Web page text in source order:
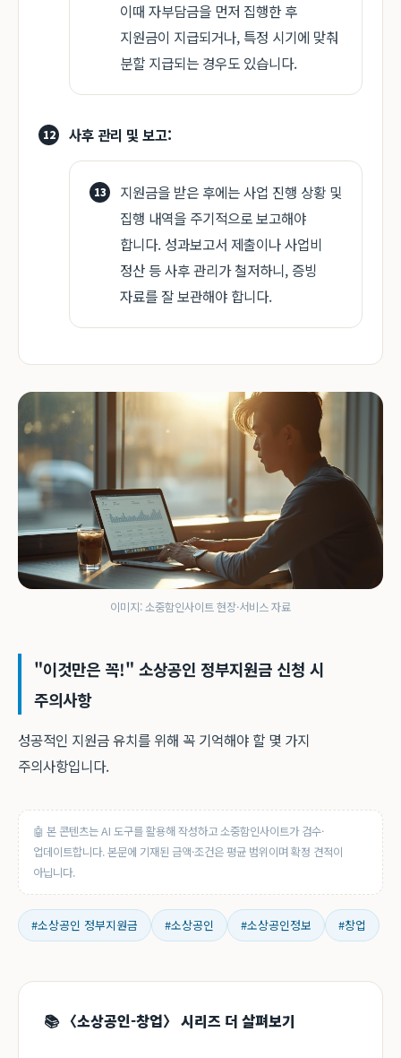
이때 자부담금을 먼저 집행한 후
지원금이 지급되거나, 특정 시기에 맞춰
분할 지급되는 경우도 있습니다.
사후 관리 및 보고:
지원금을 받은 후에는 사업 진행 상황 및
집행 내역을 주기적으로 보고해야
합니다. 성과보고서 제출이나 사업비
정산 등 사후 관리가 철저하니, 증빙
자료를 잘 보관해야 합니다.
이미지: 소중함인사이트 현장·서비스 자료
"이것만은 꼭!" 소상공인 정부지원금 신청 시
주의사항
성공적인 지원금 유치를 위해 꼭 기억해야 할 몇 가지
주의사항입니다.
🤖 본 콘텐츠는 AI 도구를 활용해 작성하고 소중함인사이트가 검수·
업데이트합니다. 본문에 기재된 금액·조건은 평균 범위이며 확정 견적이
아닙니다.
#소상공인 정부지원금 #소상공인 #소상공인정보 #창업
📚 〈소상공인-창업〉 시리즈 더 살펴보기